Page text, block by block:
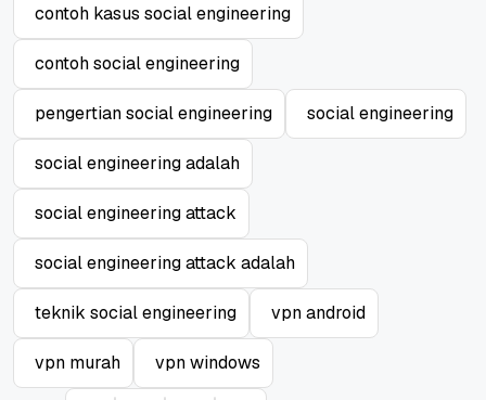
contoh kasus social engineering
contoh social engineering
pengertian social engineering social engineering
social engineering adalah
social engineering attack
social engineering attack adalah
teknik social engineering vpn android
vpn murah vpn windows